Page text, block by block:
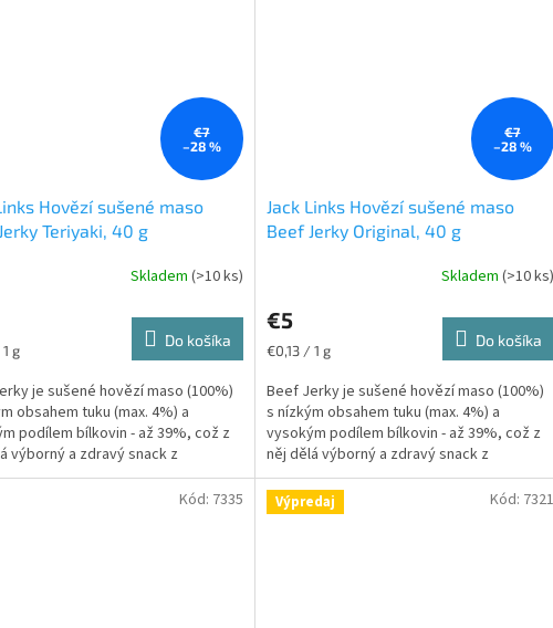
€7
–28 %
Hovězí sušené maso
Teriyaki, 40 g
Skladem (>10 ks)
g
Do košíka
je sušené hovězí maso (100%)
obsahem tuku (max. 4%) a
podílem bílkovin - až 39%, což z
výborný a zdravý snack z
hovězího masa...
€7
–28 %
Jack Links Hovězí sušené maso
Beef Jerky Original, 40 g
Skladem (>10 ks)
€5
Jednotková
€0,13 / 1 g
Do košíka
Beef Jerky je sušené hovězí maso (100%)
s nízkým obsahem tuku (max. 4%) a
vysokým podílem bílkovin - až 39%, což z
něj dělá výborný a zdravý snack z
prémiového hovězího masa...
Kód: 7335 Výpredaj Kód: 7321